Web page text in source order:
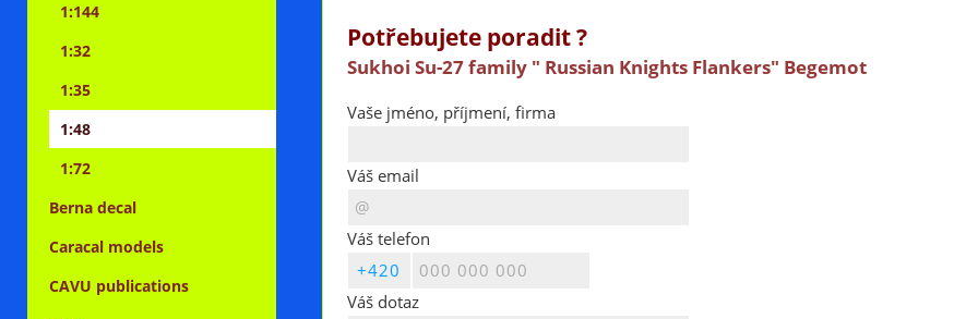
Potřebujete poradit ?
Sukhoi Su-27 family " Russian Knights Flankers" Begemot
Vaše jméno, příjmení, firma
Váš email
Váš telefon
Váš dotaz
1:144
1:32
1:35
1:48
1:72
Berna decal
Caracal models
CAVU publications